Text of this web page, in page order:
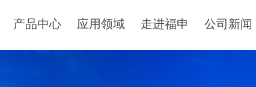
产品中心 应用领域 走进福申 公司新闻